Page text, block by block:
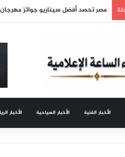
مصر تحصد أفضل سيناريو جوائز مهرجان
الأخبار الفنية الأخبار السياحية الأخبار